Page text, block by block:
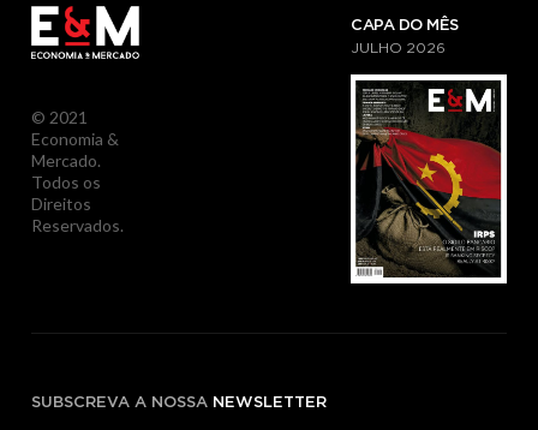
© 2021
Economia &
Mercado.
Todos os
Direitos
Reservados.
CAPA DO MÊS
JULHO 2026
SUBSCREVA A NOSSA NEWSLETTER